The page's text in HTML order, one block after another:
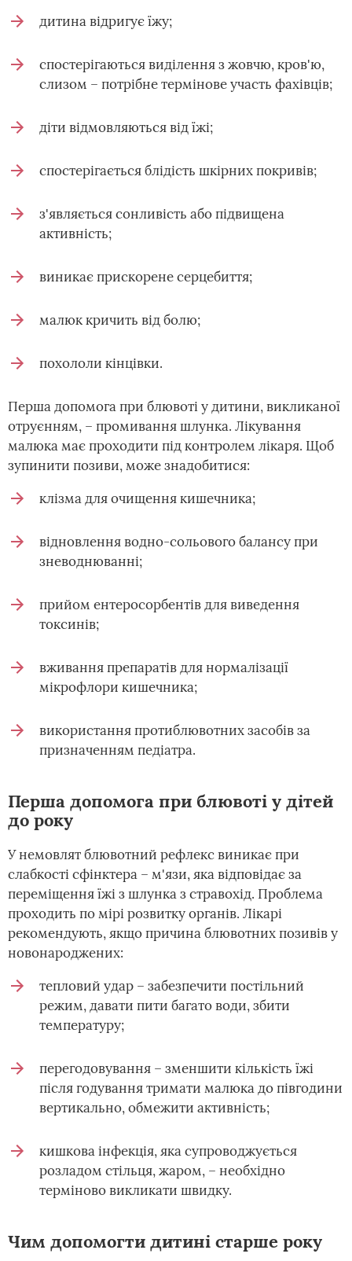
дитина відригує їжу;
спостерігаються виділення з жовчю, кров'ю,
слизом – потрібне термінове участь фахівців;
діти відмовляються від їжі;
спостерігається блідість шкірних покривів;
з'являється сонливість або підвищена
активність;
виникає прискорене серцебиття;
малюк кричить від болю;
похололи кінцівки.
Перша допомога при блювоті у дитини, викликаної
отруєнням, – промивання шлунка. Лікування
малюка має проходити під контролем лікаря. Щоб
зупинити позиви, може знадобитися:
клізма для очищення кишечника;
відновлення водно-сольового балансу при
зневоднюванні;
прийом ентеросорбентів для виведення
токсинів;
вживання препаратів для нормалізації
мікрофлори кишечника;
використання протиблювотних засобів за
призначенням педіатра.
Перша допомога при блювоті у дітей
до року
У немовлят блювотний рефлекс виникає при
слабкості сфінктера – м'язи, яка відповідає за
переміщення їжі з шлунка з стравохід. Проблема
проходить по мірі розвитку органів. Лікарі
рекомендують, якщо причина блювотних позивів у
новонароджених:
тепловий удар – забезпечити постільний
режим, давати пити багато води, збити
температуру;
перегодовування – зменшити кількість їжі
після годування тримати малюка до півгодини
вертикально, обмежити активність;
кишкова інфекція, яка супроводжується
розладом стільця, жаром, – необхідно
терміново викликати швидку.
Чим допомогти дитині старше року